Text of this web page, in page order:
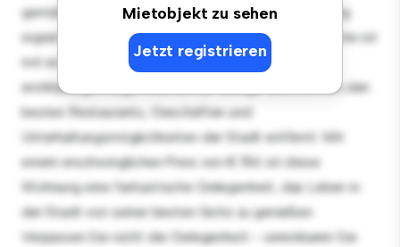
Mietobjekt zu sehen
Jetzt registrieren
gemütlichen Lebensraum. Die offene Raumaufteilung
eignet sich perfekt für Gäste, und die elegante Küche ist
mit erstklassigen Geräten ausgestattet. Dank der
erstklassigen Lage sind Sie nur wenige Schritte von den
besten Restaurants, Geschäften und
Unterhaltungsmöglichkeiten der Stadt entfernt. Mit
einem erschwinglichen Preis von € 156 ist diese
Wohnung eine fantastische Gelegenheit, das Leben in
der Stadt von seiner besten Seite zu genießen.
Verpassen Sie nicht die Gelegenheit - vereinbaren Sie